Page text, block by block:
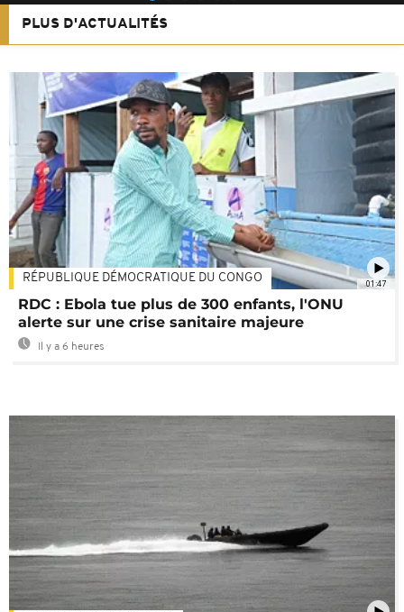
PLUS D'ACTUALITÉS
01:47
RÉPUBLIQUE DÉMOCRATIQUE DU CONGO
RDC : Ebola tue plus de 300 enfants, l'ONU
alerte sur une crise sanitaire majeure
Il y a 6 heures